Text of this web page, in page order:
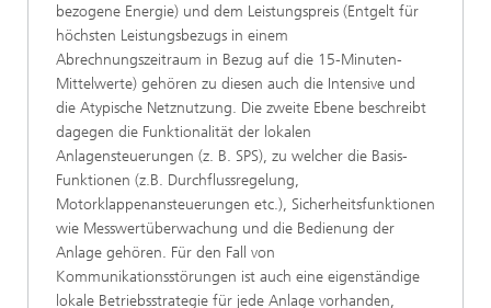
bezogene Energie) und dem Leistungspreis (Entgelt für
höchsten Leistungsbezugs in einem
Abrechnungszeitraum in Bezug auf die 15-Minuten-
Mittelwerte) gehören zu diesen auch die Intensive und
die Atypische Netznutzung. Die zweite Ebene beschreibt
dagegen die Funktionalität der lokalen
Anlagensteuerungen (z. B. SPS), zu welcher die Basis-
Funktionen (z.B. Durchflussregelung,
Motorklappenansteuerungen etc.), Sicherheitsfunktionen
wie Messwertüberwachung und die Bedienung der
Anlage gehören. Für den Fall von
Kommunikationsstörungen ist auch eine eigenständige
lokale Betriebsstrategie für jede Anlage vorhanden,